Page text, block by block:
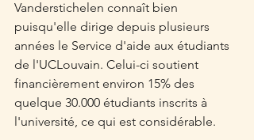
Vanderstichelen connaît bien
puisqu'elle dirige depuis plusieurs
années le Service d'aide aux étudiants
de l'UCLouvain. Celui-ci soutient
financièrement environ 15% des
quelque 30.000 étudiants inscrits à
l'université, ce qui est considérable.